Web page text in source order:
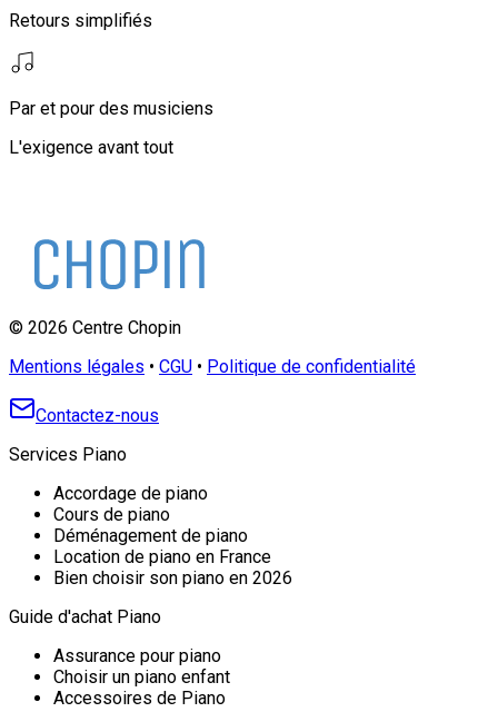
Retours simplifiés
Par et pour des musiciens
L'exigence avant tout
© 2026 Centre Chopin
Mentions légales • CGU • Politique de confidentialité
Contactez-nous
Services Piano
Accordage de piano
Cours de piano
Déménagement de piano
Location de piano en France
Bien choisir son piano en 2026
Guide d'achat Piano
Assurance pour piano
Choisir un piano enfant
Accessoires de Piano